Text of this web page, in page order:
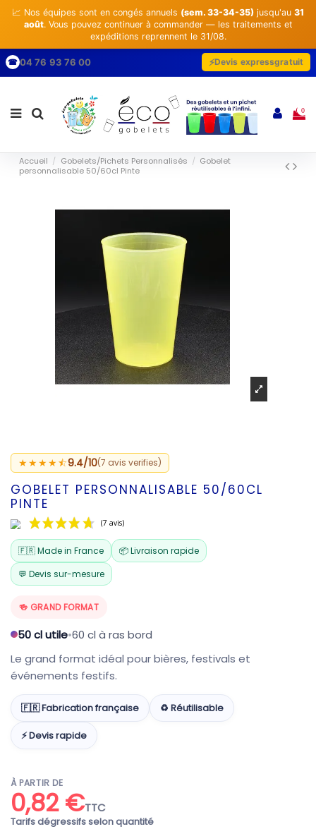
📈 Nos équipes sont en congés annuels (sem. 33-34-35) jusqu'au 31
août. Vous pouvez continuer à commander — les traitements et
expéditions reprennent le 31/08.
☎ 04 76 93 76 00 Devis expressgratuit
0
Accueil Gobelets/Pichets Personnalisés
Gobelet
personnalisable 50/60cl Pinte
★★★★⯪9.4/10(7 avis verifies)
GOBELET PERSONNALISABLE 50/60CL
PINTE
🇫🇷 Made in France
📦 Livraison rapide
💬 Devis sur-mesure
🍻 GRAND FORMAT
50 cl utile•60 cl à ras bord
Le grand format idéal pour bières, festivals et
événements festifs.
🇫🇷 Fabrication française ♻️ Réutilisable
⚡ Devis rapide
À PARTIR DE
0,82 €TTC
Tarifs dégressifs selon quantité